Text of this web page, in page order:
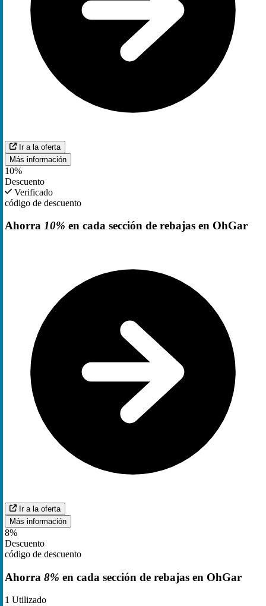
Ir a la oferta
Más información
10%
Descuento
Verificado
código de descuento
Ahorra 10% en cada sección de rebajas en OhGar
Ir a la oferta
Más información
8%
Descuento
código de descuento
Ahorra 8% en cada sección de rebajas en OhGar
1 Utilizado